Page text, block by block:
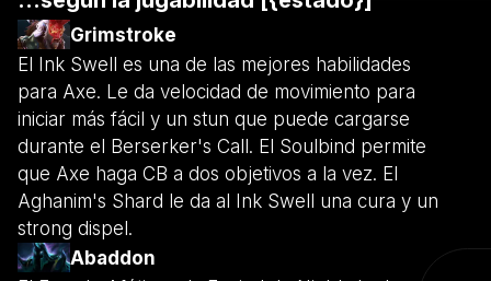
Grimstroke
El Ink Swell es una de las mejores habilidades
para Axe. Le da velocidad de movimiento para
iniciar más fácil y un stun que puede cargarse
durante el Berserker's Call. El Soulbind permite
que Axe haga CB a dos objetivos a la vez. El
Aghanim's Shard le da al Ink Swell una cura y un
strong dispel.
Abaddon